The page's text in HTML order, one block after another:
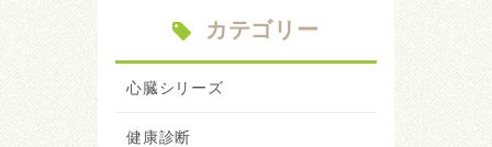
カテゴリー
心臓シリーズ
健康診断